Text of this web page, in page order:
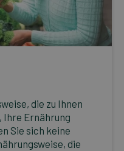
die zu Ihnen
Ihre Ernährung
Sie sich keine
die